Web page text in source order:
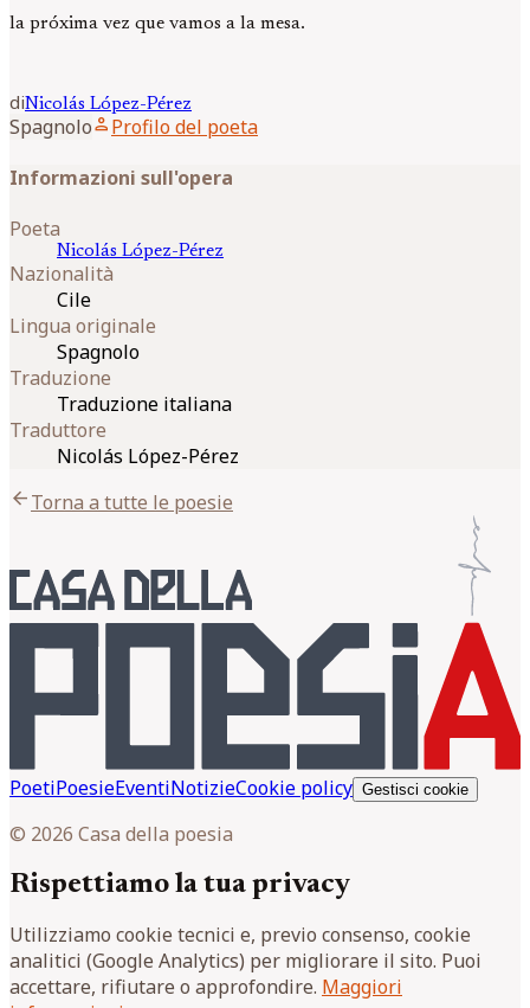
la próxima vez que vamos a la mesa.
diNicolás López-Pérez
Spagnoloperson Profilo del poeta
Informazioni sull'opera
Poeta
Nicolás López-Pérez
Nazionalità
Cile
Lingua originale
Spagnolo
Traduzione
Traduzione italiana
Traduttore
Nicolás López-Pérez
arrow_backTorna a tutte le poesie
PoetiPoesieEventiNotizieCookie policy Gestisci cookie
© 2026 Casa della poesia
Rispettiamo la tua privacy
Utilizziamo cookie tecnici e, previo consenso, cookie
analitici (Google Analytics) per migliorare il sito. Puoi
accettare, rifiutare o approfondire. Maggiori